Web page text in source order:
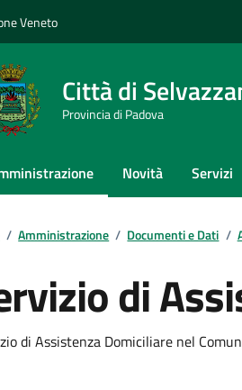
Veneto
Città di
Provincia di Padova
Novità Servizi
/ Amministrazione / Documenti e Dati /
di
di Assistenza Domiciliare nel